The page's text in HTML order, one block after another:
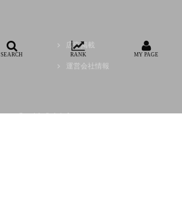
広告掲載
運営会社情報
Copyright © choir, Inc.
SEARCH RANK MY PAGE